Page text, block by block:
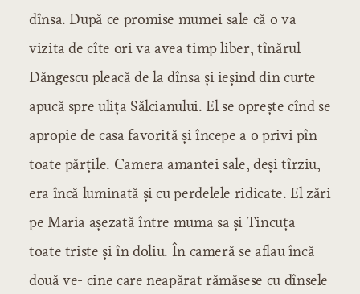
dînsa. După ce promise mumei sale că o va
vizita de cîte ori va avea timp liber, tînărul
Dăngescu pleacă de la dînsa și ieșind din curte
apucă spre ulița Sălcianului. El se oprește cînd se
apropie de casa favorită și începe a o privi pîn
toate părțile. Camera amantei sale, deși tîrziu,
era încă luminată și cu perdelele ridicate. El zări
pe Maria așezată între muma sa și Tincuța
toate triste și în doliu. În cameră se aflau încă
două ve- cine care neapărat rămăsese cu dînsele